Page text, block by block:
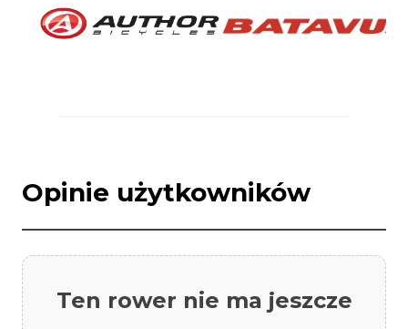
Opinie użytkowników
Ten rower nie ma jeszcze